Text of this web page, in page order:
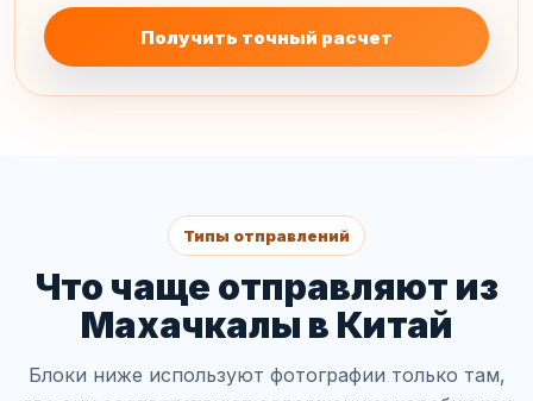
Получить точный расчет
Типы отправлений
Что чаще отправляют из
Махачкалы в Китай
Блоки ниже используют фотографии только там,